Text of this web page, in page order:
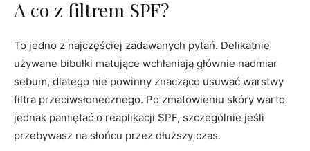
A co z filtrem SPF?
To jedno z najczęściej zadawanych pytań. Delikatnie
używane bibułki matujące wchłaniają głównie nadmiar
sebum, dlatego nie powinny znacząco usuwać warstwy
filtra przeciwsłonecznego. Po zmatowieniu skóry warto
jednak pamiętać o reaplikacji SPF, szczególnie jeśli
przebywasz na słońcu przez dłuższy czas.